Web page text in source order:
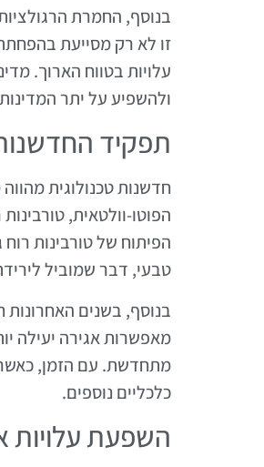
בנוסף, החמרת
זו לא רק מסייעת
עלויות בטווח הארוך.
ולהשפיע על יתר
תפקיד
חדשנות טכנולוגית
הפוטו-וולטאית,
הפיתוח של טורבינות
טבעי, דבר שמוביל
בנוסף, בשנים האחרונות
מאפשרות אגירה יעילה
מתחדשת. עם הזמן, כאשר
כלכליים נוספים.
השפעת עלויות